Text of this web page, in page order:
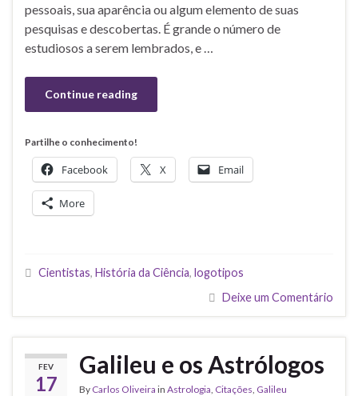
pessoais, sua aparência ou algum elemento de suas
pesquisas e descobertas. É grande o número de
estudiosos a serem lembrados, e …
Continue reading
Partilhe o conhecimento!
Facebook X Email
More
Cientistas, História da Ciência, logotipos
Deixe um Comentário
FEV
17
Galileu e os Astrólogos
By Carlos Oliveira in Astrologia Citações Galileu